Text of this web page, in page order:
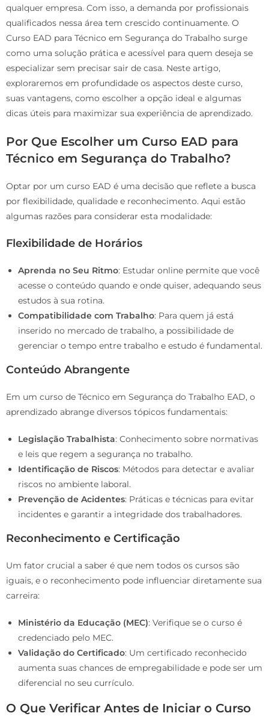
qualquer empresa. Com isso, a demanda por profissionais
qualificados nessa área tem crescido continuamente. O
Curso EAD para Técnico em Segurança do Trabalho surge
como uma solução prática e acessível para quem deseja se
especializar sem precisar sair de casa. Neste artigo,
exploraremos em profundidade os aspectos deste curso,
suas vantagens, como escolher a opção ideal e algumas
dicas úteis para maximizar sua experiência de aprendizado.
Por Que Escolher um Curso EAD para
Técnico em Segurança do Trabalho?
Optar por um curso EAD é uma decisão que reflete a busca
por flexibilidade, qualidade e reconhecimento. Aqui estão
algumas razões para considerar esta modalidade:
Flexibilidade de Horários
Aprenda no Seu Ritmo: Estudar online permite que você
acesse o conteúdo quando e onde quiser, adequando seus
estudos à sua rotina.
Compatibilidade com Trabalho: Para quem já está
inserido no mercado de trabalho, a possibilidade de
gerenciar o tempo entre trabalho e estudo é fundamental.
Conteúdo Abrangente
Em um curso de Técnico em Segurança do Trabalho EAD, o
aprendizado abrange diversos tópicos fundamentais:
Legislação Trabalhista: Conhecimento sobre normativas
e leis que regem a segurança no trabalho.
Identificação de Riscos: Métodos para detectar e avaliar
riscos no ambiente laboral.
Prevenção de Acidentes: Práticas e técnicas para evitar
incidentes e garantir a integridade dos trabalhadores.
Reconhecimento e Certificação
Um fator crucial a saber é que nem todos os cursos são
iguais, e o reconhecimento pode influenciar diretamente sua
carreira:
Ministério da Educação (MEC): Verifique se o curso é
credenciado pelo MEC.
Validação do Certificado: Um certificado reconhecido
aumenta suas chances de empregabilidade e pode ser um
diferencial no seu currículo.
O Que Verificar Antes de Iniciar o Curso